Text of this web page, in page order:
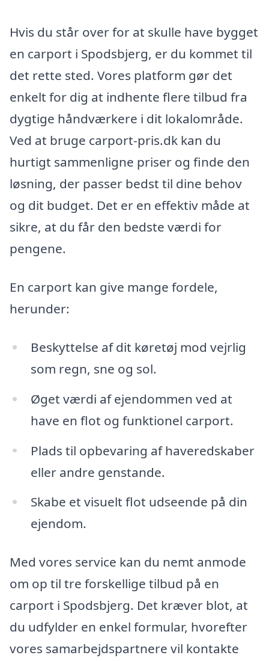
Hvis du står over for at skulle have bygget
en carport i Spodsbjerg, er du kommet til
det rette sted. Vores platform gør det
enkelt for dig at indhente flere tilbud fra
dygtige håndværkere i dit lokalområde.
Ved at bruge carport-pris.dk kan du
hurtigt sammenligne priser og finde den
løsning, der passer bedst til dine behov
og dit budget. Det er en effektiv måde at
sikre, at du får den bedste værdi for
pengene.
En carport kan give mange fordele,
herunder:
Beskyttelse af dit køretøj mod vejrlig
som regn, sne og sol.
Øget værdi af ejendommen ved at
have en flot og funktionel carport.
Plads til opbevaring af haveredskaber
eller andre genstande.
Skabe et visuelt flot udseende på din
ejendom.
Med vores service kan du nemt anmode
om op til tre forskellige tilbud på en
carport i Spodsbjerg. Det kræver blot, at
du udfylder en enkel formular, hvorefter
vores samarbejdspartnere vil kontakte